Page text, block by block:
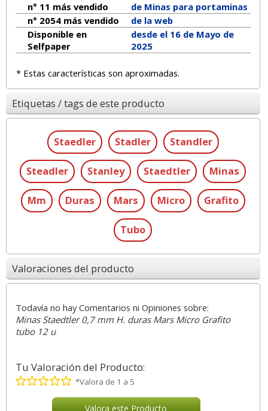
n° 11 más vendido
de Minas para portaminas
n° 2054 más vendido
de la web
Disponible en
Selfpaper
desde el 16 de Mayo de
2025
* Estas características son aproximadas.
Etiquetas / tags de este producto
Staedler Stadler Standler
Steadler Stanley Staedtler Minas
Mm Duras Mars Micro Grafito
Tubo
Valoraciones del producto
Todavía no hay Comentarios ni Opiniones sobre:
Minas Staedtler 0,7 mm H. duras Mars Micro Grafito
tubo 12 u
Tu Valoración del Producto:
*Valora de 1 a 5
Valora este Producto